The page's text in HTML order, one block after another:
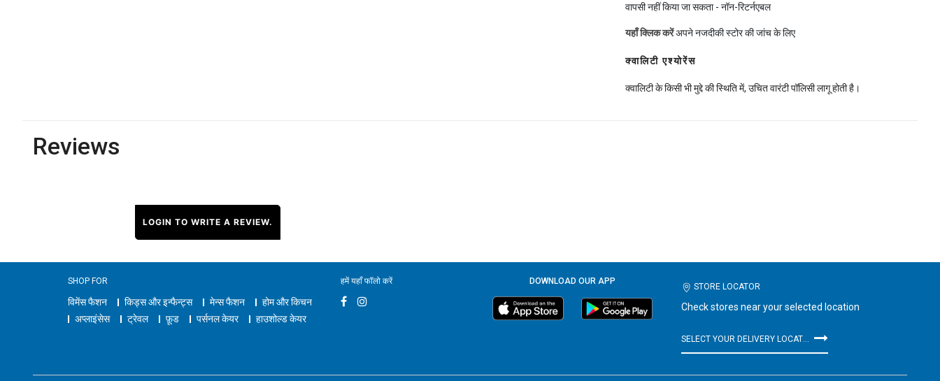
वापसी नहीं किया जा सकता - नॉन-रिटर्नएबल
यहाँ क्लिक करेंअपने नजदीकी स्टोर की जांच के लिए
क्वालिटी एश्योरेंस
क्वालिटी के किसी भी मुद्दे की स्थिति में, उचित वारंटी पॉलिसी लागू होती है।
Reviews
LOGIN TO WRITE A REVIEW.
SHOP FOR
विमेंस फैशन किड्स और इन्फैन्ट्स मेन्स फैशन
होम और किचन
अप्लाइंसेस
ट्रेवल फ़ूड पर्सनल केयर हाउशोल्ड केयर
हमें यहाँ फॉलो करें DOWNLOAD OUR APP
STORE LOCATOR
Check stores near your selected location